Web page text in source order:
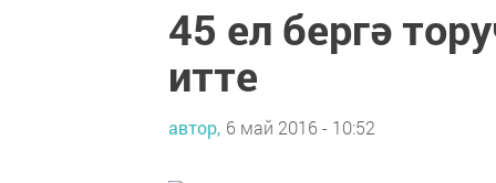
45 ел бергә
итте
автор, 6 май 2016 - 10:52